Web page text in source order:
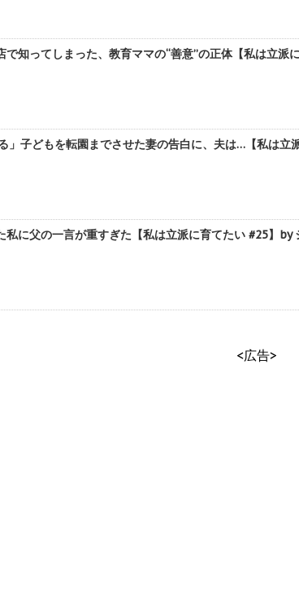
で知ってしまった、教育ママの“善意”の正体【私は立派
」子どもを転園までさせた妻の告白に、夫は…【私は立
私に父の一言が重すぎた【私は立派に育てたい #25】by
<広告>